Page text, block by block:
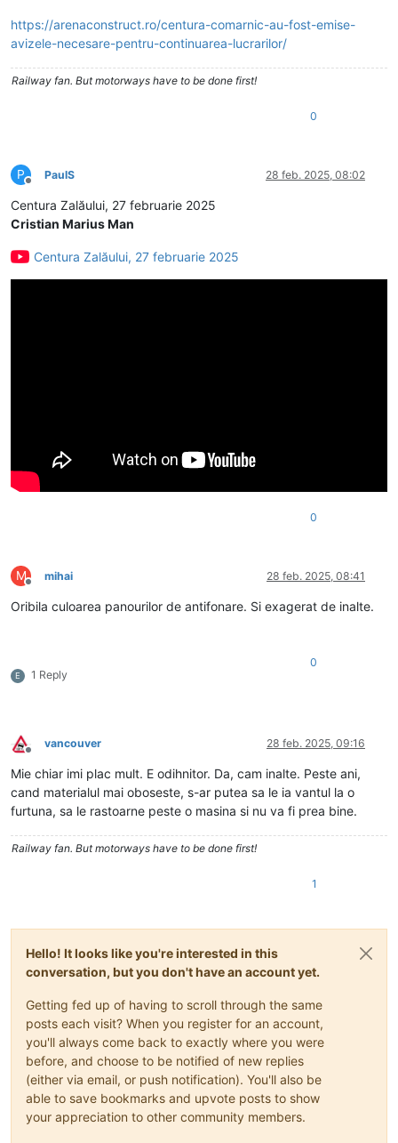
https://arenaconstruct.ro/centura-comarnic-au-fost-emise-
avizele-necesare-pentru-continuarea-lucrarilor/
Railway fan. But motorways have to be done first!
0
P
Deconectat
PaulS 28 feb. 2025, 08:02
Centura Zalăului, 27 februarie 2025
Cristian Marius Man
Centura Zalăului, 27 februarie 2025
0
M
Deconectat
mihai 28 feb. 2025, 08:41
Oribila culoarea panourilor de antifonare. Si exagerat de inalte.
E 1 Reply
0
Deconectat
vancouver 28 feb. 2025, 09:16
Mie chiar imi plac mult. E odihnitor. Da, cam inalte. Peste ani,
cand materialul mai oboseste, s-ar putea sa le ia vantul la o
furtuna, sa le rastoarne peste o masina si nu va fi prea bine.
Railway fan. But motorways have to be done first!
1
Hello! It looks like you're interested in this
conversation, but you don't have an account yet.
Getting fed up of having to scroll through the same
posts each visit? When you register for an account,
you'll always come back to exactly where you were
before, and choose to be notified of new replies
(either via email, or push notification). You'll also be
able to save bookmarks and upvote posts to show
your appreciation to other community members.